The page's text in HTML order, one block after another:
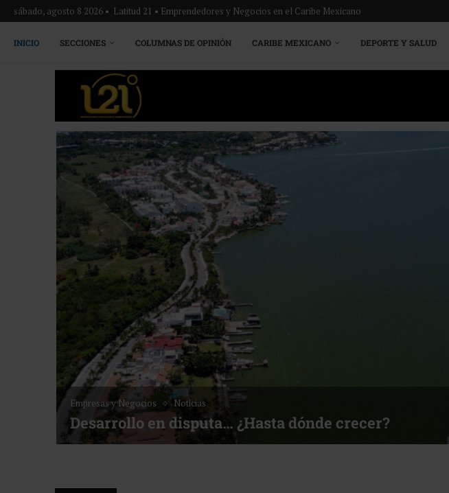
sábado, agosto 8 2026 • Latitud 21 • Emprendedores y Negocios en el Caribe Mexicano
INICIO SECCIONES COLUMNAS DE OPINIÓN CARIBE MEXICANO DEPORTE Y SALUD
Empresas y Negocios Noticias
Desarrollo en disputa… ¿Hasta dónde crecer?